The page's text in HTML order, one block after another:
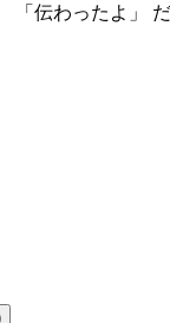
「伝わったよ」